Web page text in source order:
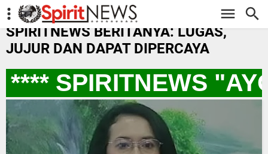
-->
SPIRITNEWS BERITANYA: LUGAS,
JUJUR DAN DAPAT DIPERCAYA
SPIRITNEWS "AYO